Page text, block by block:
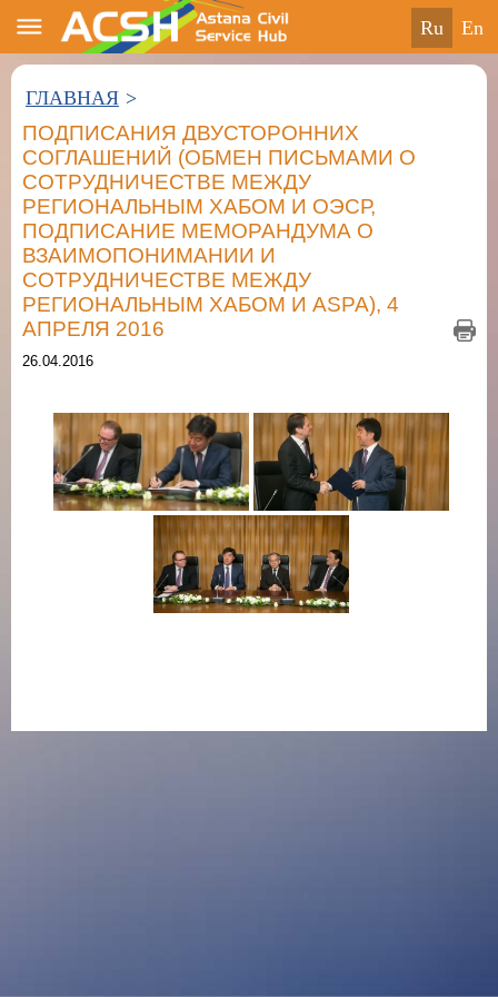
ru en
ГЛАВНАЯ >
ПОДПИСАНИЯ ДВУСТОРОННИХ
СОГЛАШЕНИЙ (ОБМЕН ПИСЬМАМИ О
СОТРУДНИЧЕСТВЕ МЕЖДУ
РЕГИОНАЛЬНЫМ ХАБОМ И ОЭСР,
ПОДПИСАНИЕ МЕМОРАНДУМА О
ВЗАИМОПОНИМАНИИ И
СОТРУДНИЧЕСТВЕ МЕЖДУ
РЕГИОНАЛЬНЫМ ХАБОМ И ASPA), 4
АПРЕЛЯ 2016
26.04.2016